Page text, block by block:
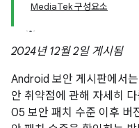
MediaTek 구성요소
2024년 12월 2일 게시됨
Android 보안 게시판에서
안 취약점에 관해 자세히
05 보안 패치 수준 이후 버